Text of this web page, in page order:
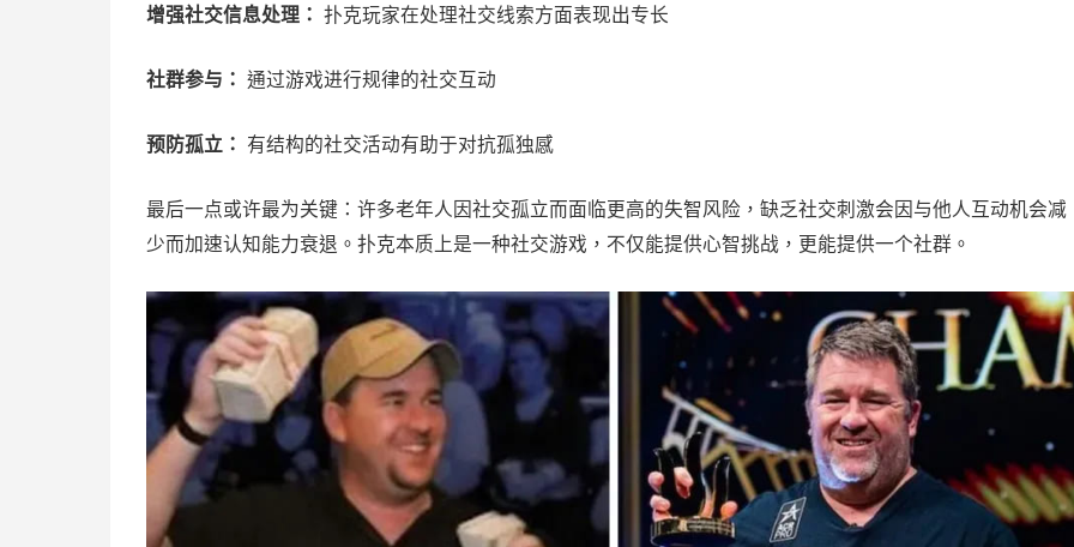
增强社交信息处理： 扑克玩家在处理社交线索方面表现出专长
社群参与： 通过游戏进行规律的社交互动
预防孤立： 有结构的社交活动有助于对抗孤独感
最后一点或许最为关键：许多老年人因社交孤立而面临更高的失智风险，缺乏社交刺激会因与他人互动机会减
少而加速认知能力衰退。扑克本质上是一种社交游戏，不仅能提供心智挑战，更能提供一个社群。